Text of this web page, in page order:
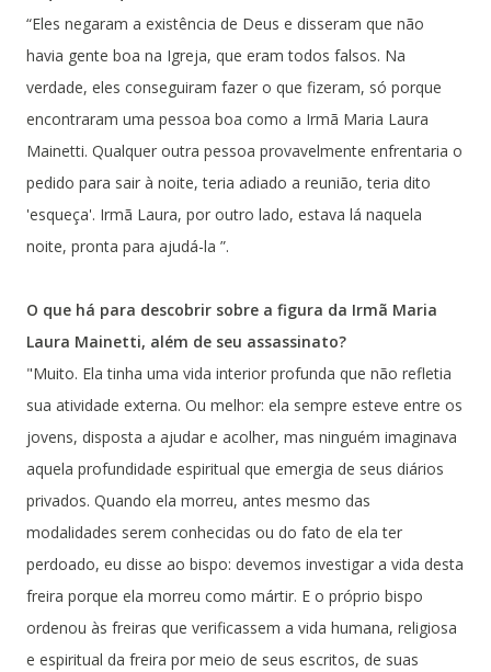
“Eles negaram a existência de Deus e disseram que não
havia gente boa na Igreja, que eram todos falsos. Na
verdade, eles conseguiram fazer o que fizeram, só porque
encontraram uma pessoa boa como a Irmã Maria Laura
Mainetti. Qualquer outra pessoa provavelmente enfrentaria o
pedido para sair à noite, teria adiado a reunião, teria dito
'esqueça'. Irmã Laura, por outro lado, estava lá naquela
noite, pronta para ajudá-la ”.
O que há para descobrir sobre a figura da Irmã Maria
Laura Mainetti, além de seu assassinato?
"Muito. Ela tinha uma vida interior profunda que não refletia
sua atividade externa. Ou melhor: ela sempre esteve entre os
jovens, disposta a ajudar e acolher, mas ninguém imaginava
aquela profundidade espiritual que emergia de seus diários
privados. Quando ela morreu, antes mesmo das
modalidades serem conhecidas ou do fato de ela ter
perdoado, eu disse ao bispo: devemos investigar a vida desta
freira porque ela morreu como mártir. E o próprio bispo
ordenou às freiras que verificassem a vida humana, religiosa
e espiritual da freira por meio de seus escritos, de suas